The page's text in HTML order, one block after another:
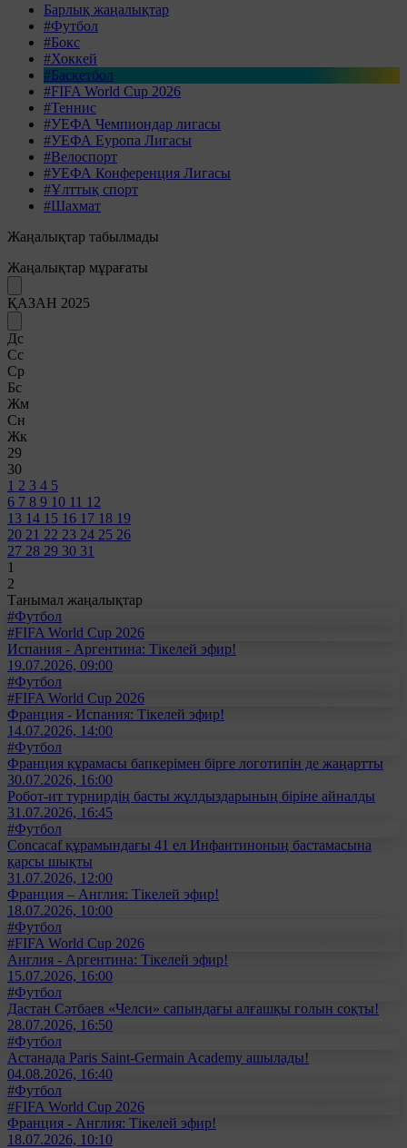
Барлық жаңалықтар
#Футбол
#Бокс
#Хоккей
#Баскетбол
#FIFA World Cup 2026
#Теннис
#УЕФА Чемпиондар лигасы
#УЕФА Еуропа Лигасы
#Велоспорт
#УЕФА Конференция Лигасы
#Ұлттық спорт
#Шахмат
Жаңалықтар табылмады
Жаңалықтар мұрағаты
ҚАЗАН 2025
Дс
Сс
Ср
Бс
Жм
Сн
Жк
29
30
1 2 3 4 5
6 7 8 9 10 11 12
13 14 15 16 17 18 19
20 21 22 23 24 25 26
27 28 29 30 31
1
2
Танымал жаңалықтар
#Футбол
#FIFA World Cup 2026
Испания - Аргентина: Тікелей эфир!
19.07.2026, 09:00
#Футбол
#FIFA World Cup 2026
Франция - Испания: Тікелей эфир!
14.07.2026, 14:00
#Футбол
Франция құрамасы бапкерімен бірге логотипін де жаңартты
30.07.2026, 16:00
Робот-ит турнирдің басты жұлдыздарының біріне айналды
31.07.2026, 16:45
#Футбол
Concacaf құрамындағы 41 ел Инфантиноның бастамасына
қарсы шықты
31.07.2026, 12:00
Франция – Англия: Тікелей эфир!
18.07.2026, 10:00
#Футбол
#FIFA World Cup 2026
Англия - Аргентина: Тікелей эфир!
15.07.2026, 16:00
#Футбол
Дастан Сәтбаев «Челси» сапындағы алғашқы голын соқты!
28.07.2026, 16:50
#Футбол
Астанада Paris Saint-Germain Academy ашылады!
04.08.2026, 16:40
#Футбол
#FIFA World Cup 2026
Франция - Англия: Тікелей эфир!
18.07.2026, 10:10